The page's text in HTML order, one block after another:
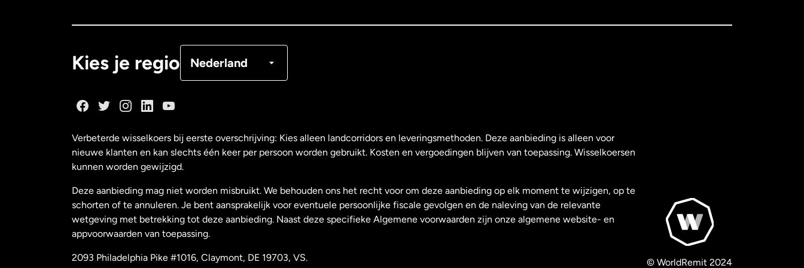
Kies je regio Nederland
Nederland
Nieuw-Zeeland
Verbeterde wisselkoers bij eerste overschrijving: Kies alleen landcorridors en leveringsmethoden. Deze aanbieding is alleen voor
nieuwe klanten en kan slechts één keer per persoon worden gebruikt. Kosten en vergoedingen blijven van toepassing. Wisselkoersen
kunnen worden gewijzigd.
Deze aanbieding mag niet worden misbruikt. We behouden ons het recht voor om deze aanbieding op elk moment te wijzigen, op te
schorten of te annuleren. Je bent aansprakelijk voor eventuele persoonlijke fiscale gevolgen en de naleving van de relevante
wetgeving met betrekking tot deze aanbieding. Naast deze specifieke Algemene voorwaarden zijn onze algemene website- en
appvoorwaarden van toepassing.
2093 Philadelphia Pike #1016, Claymont, DE 19703, VS. © WorldRemit 2024